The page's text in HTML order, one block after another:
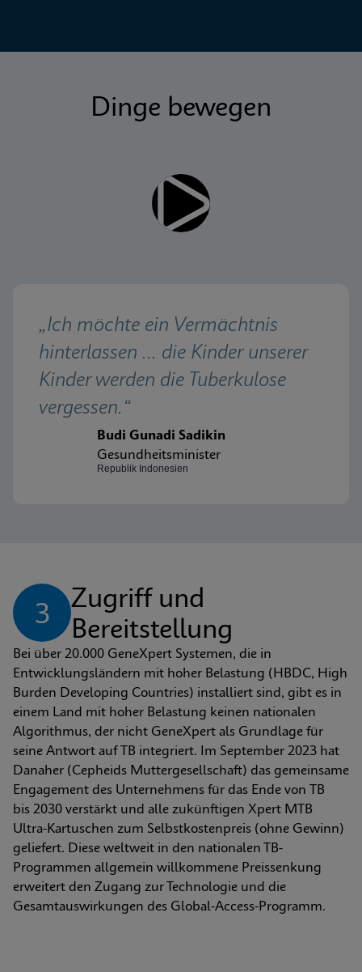
Dinge bewegen
„Ich möchte ein Vermächtnis
hinterlassen ... die Kinder unserer
Kinder werden die Tuberkulose
vergessen.“
Budi Gunadi Sadikin
Gesundheitsminister
Republik Indonesien
3
Zugriff und
Bereitstellung
Bei über 20.000 GeneXpert Systemen, die in
Entwicklungsländern mit hoher Belastung (HBDC, High
Burden Developing Countries) installiert sind, gibt es in
einem Land mit hoher Belastung keinen nationalen
Algorithmus, der nicht GeneXpert als Grundlage für
seine Antwort auf TB integriert. Im September 2023 hat
Danaher (Cepheids Muttergesellschaft) das gemeinsame
Engagement des Unternehmens für das Ende von TB
bis 2030 verstärkt und alle zukünftigen Xpert MTB
Ultra-Kartuschen zum Selbstkostenpreis (ohne Gewinn)
geliefert. Diese weltweit in den nationalen TB-
Programmen allgemein willkommene Preissenkung
erweitert den Zugang zur Technologie und die
Gesamtauswirkungen des Global-Access-Programm.